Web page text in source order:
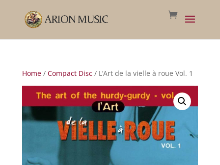
Home/ Compact Disc/ L’Art de la vielle à roue Vol. 1